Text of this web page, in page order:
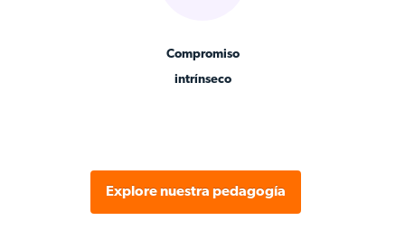
Compromiso
intrínseco
Explore nuestra pedagogía